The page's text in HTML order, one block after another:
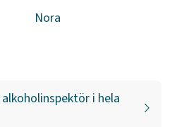
Nora
alkoholinspektör i hela